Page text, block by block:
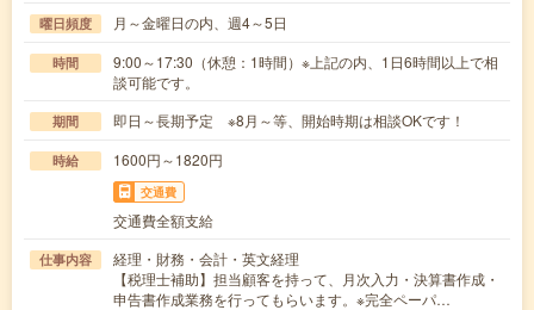
曜日頻度 月～金曜日の内、週4～5日
時間
9:00～17:30（休憩：1時間）※上記の内、1日6時間以上で相
談可能です。
期間 即日～長期予定 ※8月～等、開始時期は相談OKです！
時給 1600円～1820円
交通費
交通費全額支給
仕事内容
経理・財務・会計・英文経理
【税理士補助】担当顧客を持って、月次入力・決算書作成・
申告書作成業務を行ってもらいます。※完全ペーパ…